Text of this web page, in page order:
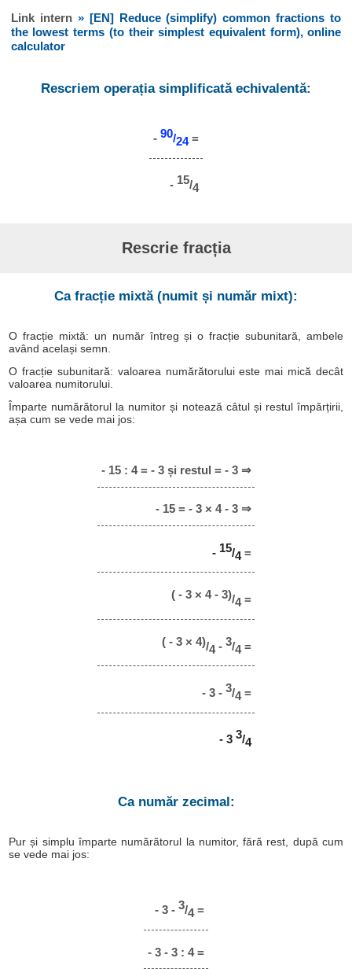
Link intern » [EN] Reduce (simplify) common fractions to
the lowest terms (to their simplest equivalent form), online
calculator
Rescriem operația simplificată echivalentă:
- 90/24 =
- 15/4
Rescrie fracția
Ca fracție mixtă (numit și număr mixt):
O fracție mixtă: un număr întreg și o fracție subunitară, ambele
având același semn.
O fracție subunitară: valoarea numărătorului este mai mică decât
valoarea numitorului.
Împarte numărătorul la numitor și notează câtul și restul împărțirii,
așa cum se vede mai jos:
- 15 : 4 = - 3 și restul = - 3 ⇒
- 15 = - 3 × 4 - 3 ⇒
- 15/4 =
( - 3 × 4 - 3)/4 =
( - 3 × 4)/4 - 3/4 =
- 3 - 3/4 =
- 3 3/4
Ca număr zecimal:
Pur și simplu împarte numărătorul la numitor, fără rest, după cum
se vede mai jos:
- 3 - 3/4 =
- 3 - 3 : 4 =